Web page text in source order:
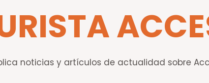
noticias y artículos de actualidad sobre